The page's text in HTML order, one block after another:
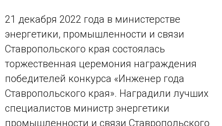
21 декабря 2022 года в министерстве
энергетики, промышленности и связи
Ставропольского края состоялась
торжественная церемония награждения
победителей конкурса «Инженер года
Ставропольского края». Наградили лучших
специалистов министр энергетики
промышленности и связи Ставропольского